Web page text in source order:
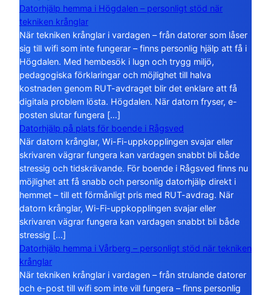
Datorhjälp hemma i Högdalen – personligt stöd när
tekniken krånglar
När tekniken krånglar i vardagen – från datorer som låser
sig till wifi som inte fungerar – finns personlig hjälp att få i
Högdalen. Med hembesök i lugn och trygg miljö,
pedagogiska förklaringar och möjlighet till halva
kostnaden genom RUT-avdraget blir det enklare att få
digitala problem lösta. Högdalen. När datorn fryser, e-
posten slutar fungera […]
Datorhjälp på plats för boende i Rågsved
När datorn krånglar, Wi-Fi-uppkopplingen svajar eller
skrivaren vägrar fungera kan vardagen snabbt bli både
stressig och tidskrävande. För boende i Rågsved finns nu
möjlighet att få snabb och personlig datorhjälp direkt i
hemmet – till ett förmånligt pris med RUT-avdrag. När
datorn krånglar, Wi-Fi-uppkopplingen svajar eller
skrivaren vägrar fungera kan vardagen snabbt bli både
stressig […]
Datorhjälp hemma i Vårberg – personligt stöd när tekniken
krånglar
När tekniken krånglar i vardagen – från strulande datorer
och e-post till wifi som inte vill fungera – finns personlig